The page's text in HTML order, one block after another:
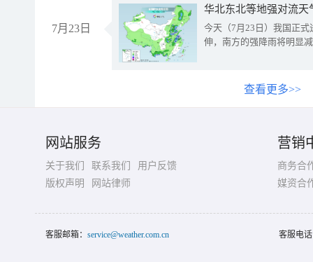
7月23日
华北东北等地强对流天
今天（7月23日）我国正
伸，南方的强降雨将明显
查看更多>>
网站服务
关于我们 联系我们
用户反馈
版权声明
网站律师
营销
商务合
媒资合
客服邮箱： service@weather.com.cn 客服电